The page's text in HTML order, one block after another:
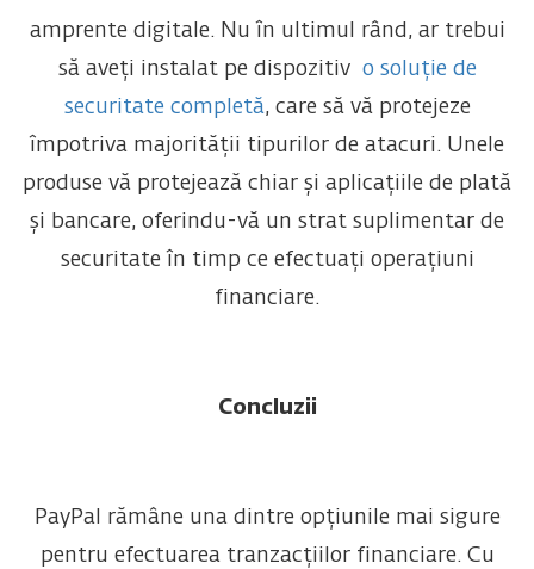
amprente digitale. Nu în ultimul rând, ar trebui
să aveți instalat pe dispozitiv o soluție de
securitate completă, care să vă protejeze
împotriva majorității tipurilor de atacuri. Unele
produse vă protejează chiar și aplicațiile de plată
și bancare, oferindu-vă un strat suplimentar de
securitate în timp ce efectuați operațiuni
financiare.
Concluzii
PayPal rămâne una dintre opțiunile mai sigure
pentru efectuarea tranzacțiilor financiare. Cu